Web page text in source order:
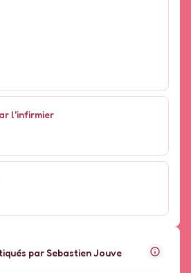
l'infirmier
par Sebastien Jouve